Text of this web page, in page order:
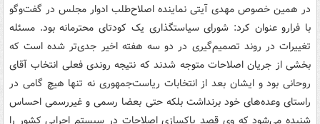
در همین خصوص مهدی آیتی نماینده اصلاح‌طلب ادوار مجلس در گفت‌وگو
با فرارو عنوان کرد: شورای سیاستگذاری یک کودتای محترمانه بود. مسئله
تغییرات در روند تصمیم‌گیری در دو سه هفته اخیر جدی‌تر شده است که
بخشی از جریان اصلاحات متوجه شدند که نتیجه روندی فعلی انتخاب آقای
روحانی بود و ایشان بعد از انتخابات ریاست‌جمهوری نه تنها هیچ گامی در
راستای وعده‌های خود برنداشت بلکه حتی بعضا رسمی و غیررسمی احساس
شنیده می‌شود که وی قصد پاکسازی اصلاحات در سیستم اجرایی کشور را